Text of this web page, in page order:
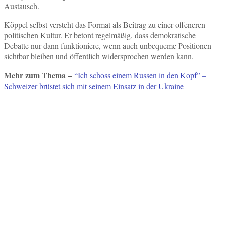
Austausch.
Köppel selbst versteht das Format als Beitrag zu einer offeneren
politischen Kultur. Er betont regelmäßig, dass demokratische
Debatte nur dann funktioniere, wenn auch unbequeme Positionen
sichtbar bleiben und öffentlich widersprochen werden kann.
Mehr zum Thema – “Ich schoss einem Russen in den Kopf” –
Schweizer brüstet sich mit seinem Einsatz in der Ukraine